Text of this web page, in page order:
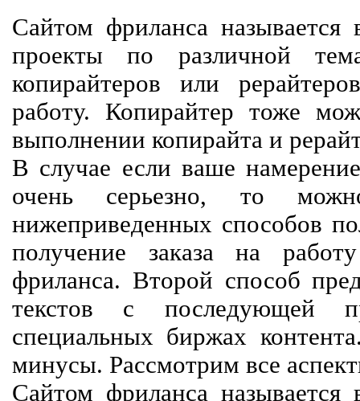
Сайтом фриланса называется
проекты по различной
копирайтеров или
работу. Копирайтер тоже
выполнении копирайта и
В случае если ваше
очень серьезно, то
нижеприведенных способов
получение заказа на
фриланса. Второй способ
текстов с последующей
специальных биржах
минусы. Рассмотрим все
Сайтом фриланса называется